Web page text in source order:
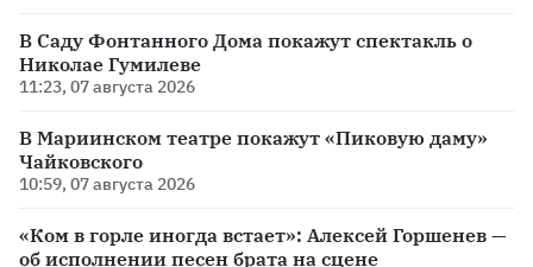
В Саду Фонтанного Дома покажут спектакль о
Николае Гумилеве
11:23, 07 августа 2026
В Мариинском театре покажут «Пиковую даму»
Чайковского
10:59, 07 августа 2026
«Ком в горле иногда встает»: Алексей Горшенев —
об исполнении песен брата на сцене